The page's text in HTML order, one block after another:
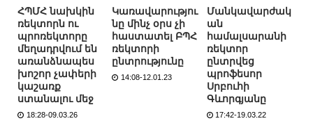
ՀՊՄՀ նախկին
ռեկտորն ու
պրոռեկտորը
մեղադրվում են
առանձնապես
խոշոր չափերի
կաշառք
ստանալու մեջ
18:28-09.03.26
Կառավարությու
նը մինչ օրս չի
հաստատել ԲՊՀ
ռեկտորի
ընտրությունը
14:08-12.01.23
Մանկավարժակ
ան
համալսարանի
ռեկտոր
ընտրվեց
պրոֆեսոր
Սրբուհի
Գևորգյանը
17:42-19.03.22